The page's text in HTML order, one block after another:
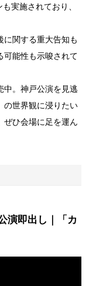
実施されており、
に関する重大告知も
可能性も示唆されて
中。神戸公演を見逃
の世界観に浸りたい
ぜひ会場に足を運ん
演即出し｜「カ